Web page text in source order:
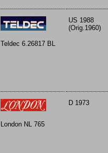
Teldec 6.26817 BL
US 1988
(Orig.1960)
London NL 765
D 1973